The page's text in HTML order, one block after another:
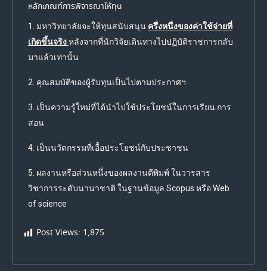
หลักเกณฑ์การพิจารณาให้ทุน
1. มหาวิทยาลัยจะให้ทุนสนับสนุน ครึ่งหนึ่งของค่าใช้จ่ายที่
เกิดขึ้นจริงหลังจากที่นักวิจัยเดินทางไปปฏิบัติราชการกลับ
มาแล้วเท่านั้น
2. คุณสมบัติของผู้รับทุนเป็นไปตามประกาศฯ
3. เป็นความรู้ใหม่ที่ได้นำไปใช้ประโยชน์ในการเรียน การ
สอน
4. เป็นนวัตกรรมที่เอื้อประโยชน์กับประชาชน
5. ผลงานหรือส่วนหนึ่งของผลงานตีพิมพ์ ในวารสาร
วิชาการระดับนานาชาติ ในฐานข้อมูล Scopus หรือ Web
of science
Post Views: 1,875